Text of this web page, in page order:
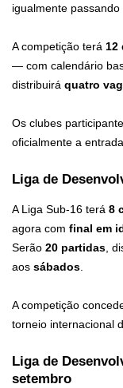
igualmente
A competição terá 12
— com calendário
distribuirá quatro
Os clubes
oficialmente a
Liga de
A Liga Sub-16 terá 8
agora com final em
Serão 20 partidas,
aos sábados.
A competição
torneio internacional
Liga de
setembro